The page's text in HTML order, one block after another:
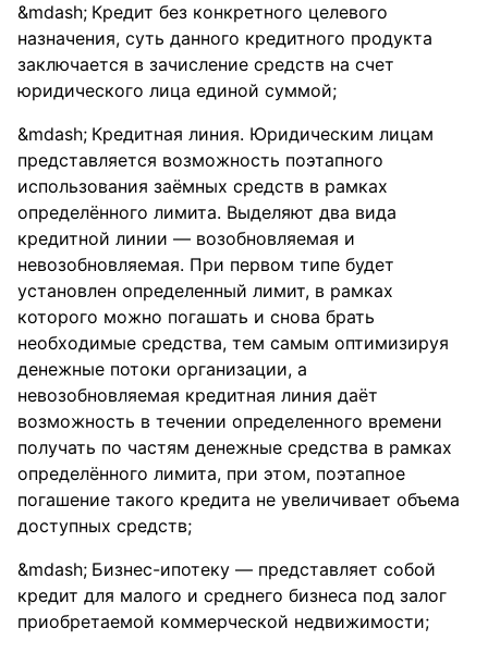
Кредит без конкретного целевого
назначения, суть данного кредитного продукта
заключается в зачисление средств на счет
юридического лица единой суммой;
Кредитная линия. Юридическим лицам
представляется возможность поэтапного
использования заёмных средств в рамках
определённого лимита. Выделяют два вида
кредитной линии — возобновляемая и
невозобновляемая. При первом типе будет
установлен определенный лимит, в рамках
которого можно погашать и снова брать
необходимые средства, тем самым оптимизируя
денежные потоки организации, а
невозобновляемая кредитная линия даёт
возможность в течении определенного времени
получать по частям денежные средства в рамках
определённого лимита, при этом, поэтапное
погашение такого кредита не увеличивает объема
доступных средств;
Бизнес-ипотеку — представляет собой
кредит для малого и среднего бизнеса под залог
приобретаемой коммерческой недвижимости;